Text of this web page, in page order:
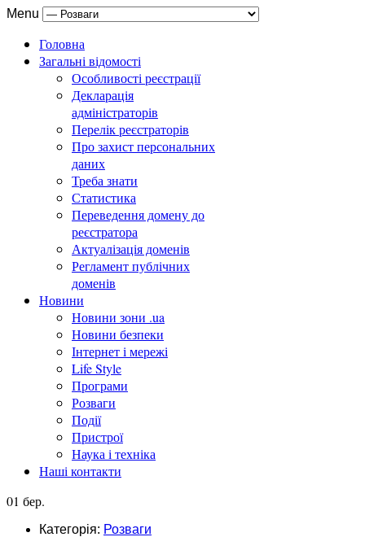
Menu
Головна
Загальні відомості
Особливості реєстрації
Декларація
адміністраторів
Перелік реєстраторів
Про захист персональних
даних
Треба знати
Статистика
Переведення домену до
реєстратора
Актуалізація доменів
Регламент публічних
доменів
Новини
Новини зони .ua
Новини безпеки
Інтернет і мережі
Life Style
Програми
Розваги
Події
Пристрої
Наука і техніка
Наші контакти
01 бер.
Категорія: Розваги